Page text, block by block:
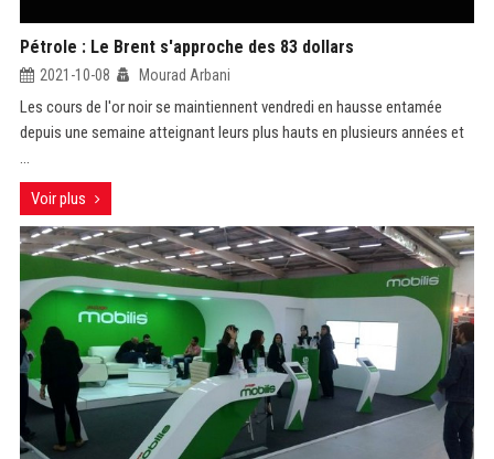
Pétrole : Le Brent s'approche des 83 dollars
2021-10-08 Mourad Arbani
Les cours de l'or noir se maintiennent vendredi en hausse entamée
depuis une semaine atteignant leurs plus hauts en plusieurs années et
...
Voir plus